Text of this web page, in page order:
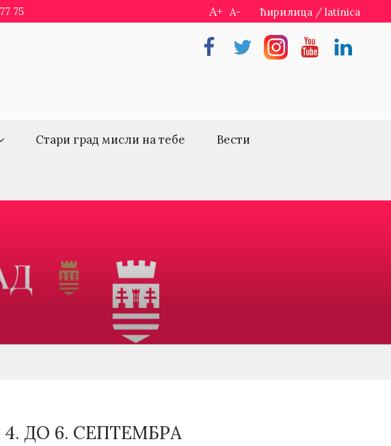
75 A+ A- ћирилица / latinica
FacebookTwitterInstragramYoutubeLinkedin
Стари град мисли на тебе Вести
ДО 6. СЕПТЕМБРА